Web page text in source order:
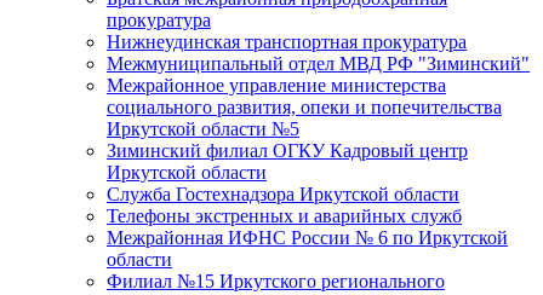
прокуратура
Нижнеудинская транспортная прокуратура
Межмуниципальный отдел МВД РФ "Зиминский"
Межрайонное управление министерства
социального развития, опеки и попечительства
Иркутской области №5
Зиминский филиал ОГКУ Кадровый центр
Иркутской области
Служба Гостехнадзора Иркутской области
Телефоны экстренных и аварийных служб
Межрайонная ИФНС России № 6 по Иркутской
области
Филиал №15 Иркутского регионального